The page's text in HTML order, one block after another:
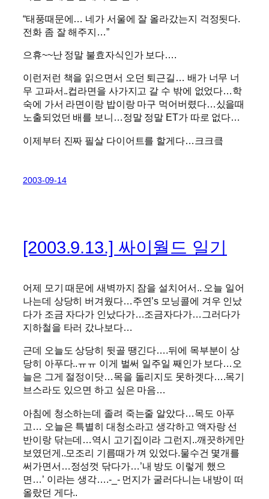
“태풍때문에… 네가 서울에 잘 올라갔는지 걱정됫다.
전화 좀 잘 해주지…”
으휴~~난 정말 불효자식인가 보다….
이런저런 책을 읽으면서 오던 퇴근길… 배가 너무 너
무 고파서..컵라면을 사가지고 갈 수 밖에 없었다…학
숙에 가서 라면이랑 밥이랑 마구 먹어버렸다…싰을때
노출되었던 배를 보니…정말 정말 ET가 따로 없다…
이제부터 진짜 필살 다이어트를 할게다…크크킄
2003-09-14
[2003.9.13.] 싸이월드 일기
어제 모기 때문에 새벽까지 잠을 설치어서.. 오늘 일어
나는데 상당히 버겨웠다…주연’s 모닝콜에 겨우 인났
다가 조금 자다가 인났다가…조금자다가…그러다가
지하철을 타러 갔나보다…
근데 오늘도 상당히 뒷골 땡긴다….뒤에 목부분이 상
당히 아푸다..ㅠㅠ 이게 벌써 일주일 째인가 보다…오
늘은 그게 절정이닷…목을 돌리지도 못하겟다….목기
브스라도 있으면 하고 싶은 마음…
아침에 청소하는데 졸려 죽는줄 알았다…목도 아푸
고… 오늘은 특별히 대청소라고 생각하고 액자랑 선
반이랑 닦는데…역시 고기집이라 그런지..깨끗하게만
보였던게..모조리 기름때가 껴 있었다.물수건 몇개를
써가면서…정성껏 닦다가…’내 방도 이렇게 했으
면…’ 이라는 생각….-_- 먼지가 굴러다니는 내방이 떠
올랐던 게다..